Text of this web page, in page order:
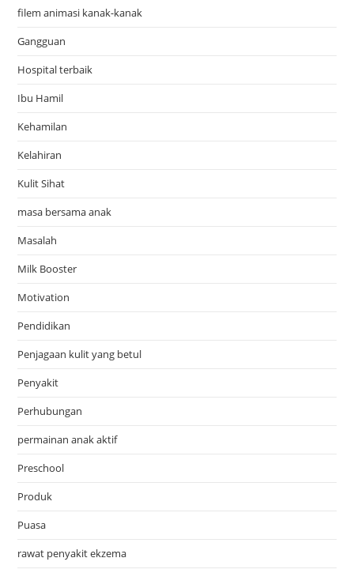
filem animasi kanak-kanak
Gangguan
Hospital terbaik
Ibu Hamil
Kehamilan
Kelahiran
Kulit Sihat
masa bersama anak
Masalah
Milk Booster
Motivation
Pendidikan
Penjagaan kulit yang betul
Penyakit
Perhubungan
permainan anak aktif
Preschool
Produk
Puasa
rawat penyakit ekzema